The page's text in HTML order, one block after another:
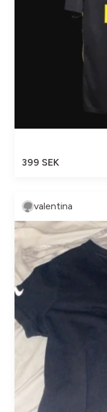
399 SEK
valentina